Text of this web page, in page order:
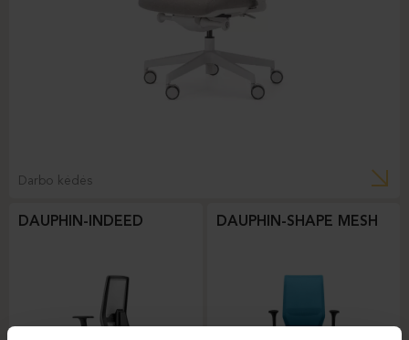
Darbo kėdės
DAUPHIN-INDEED DAUPHIN-SHAPE MESH